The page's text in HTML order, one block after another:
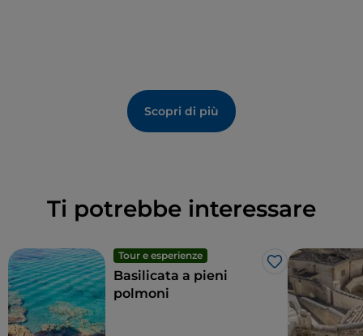
Scopri di più
Ti potrebbe interessare
Tour e esperienze
Like
Basilicata a pieni
polmoni